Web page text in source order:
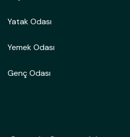
Yatak Odası
Yemek Odası
Genç Odası